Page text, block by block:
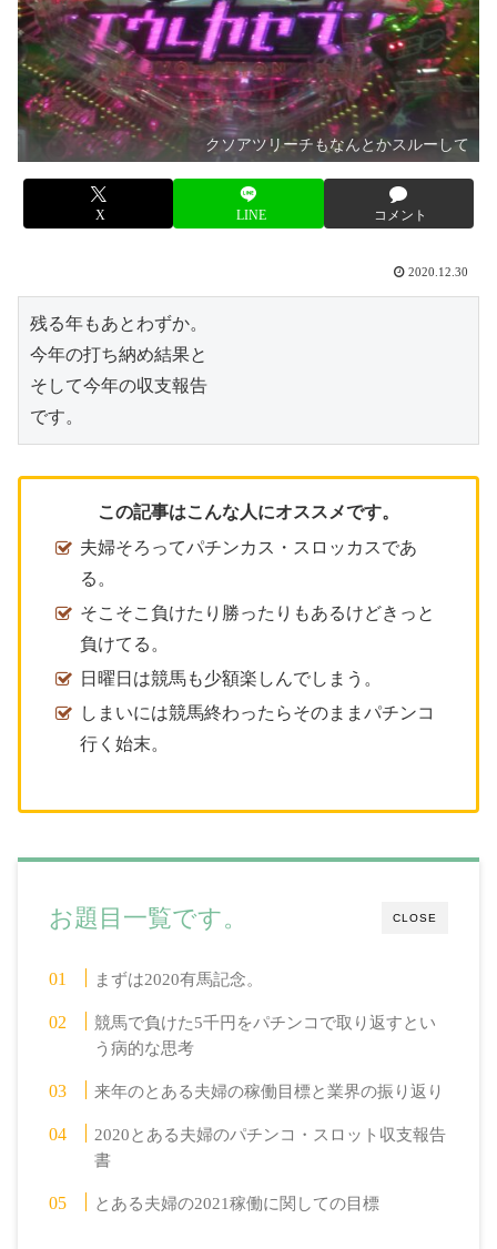
クソアツリーチもなんとかスルーして
X LINE コメント
2020.12.30
残る年もあとわずか。
今年の打ち納め結果と
そして今年の収支報告
です。
この記事はこんな人にオススメです。
夫婦そろってパチンカス・スロッカスであ
る。
そこそこ負けたり勝ったりもあるけどきっと
負けてる。
日曜日は競馬も少額楽しんでしまう。
しまいには競馬終わったらそのままパチンコ
行く始末。
CLOSE
お題目一覧です。
まずは2020有馬記念。
競馬で負けた5千円をパチンコで取り返すとい
う病的な思考
来年のとある夫婦の稼働目標と業界の振り返り
2020とある夫婦のパチンコ・スロット収支報告
書
とある夫婦の2021稼働に関しての目標